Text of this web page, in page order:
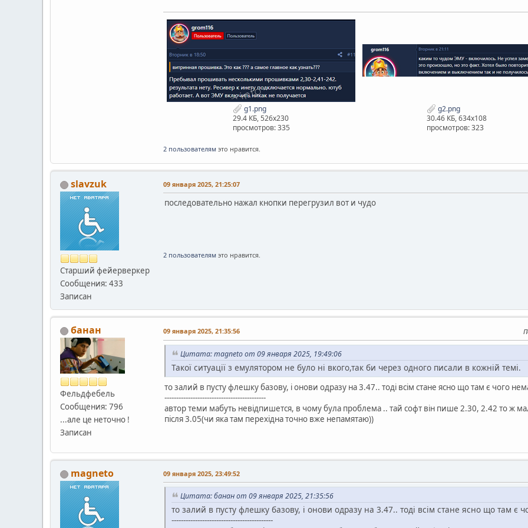
g1.png
29.4 КБ, 526x230
просмотров: 335
g2.png
30.46 КБ, 634x108
просмотров: 323
2 пользователям это нравится.
slavzuk
Старший фейерверкер
Сообщения: 433
Записан
09 января 2025, 21:25:07
последовательно нажал кнопки перегрузил вот и чудо
2 пользователям это нравится.
банан
Фельдфебель
Сообщения: 796
...але це неточно !
Записан
09 января 2025, 21:35:56
Цитата: magneto от 09 января 2025, 19:49:06
Такої ситуації з емулятором не було ні вкого,так би через одного писали в кожній темі.
то залий в пусту флешку базову, і онови одразу на 3.47.. тоді всім стане ясно що там є чого
-------------------------------------------
автор теми мабуть невідпишется, в чому була проблема .. тай софт він пише 2.30, 2.42 то ж
після 3.05(чи яка там перехідна точно вже непамятаю))
magneto 09 января 2025, 23:49:52
Цитата: банан от 09 января 2025, 21:35:56
то залий в пусту флешку базову, і онови одразу на 3.47.. тоді всім стане ясно що там є
-------------------------------------------